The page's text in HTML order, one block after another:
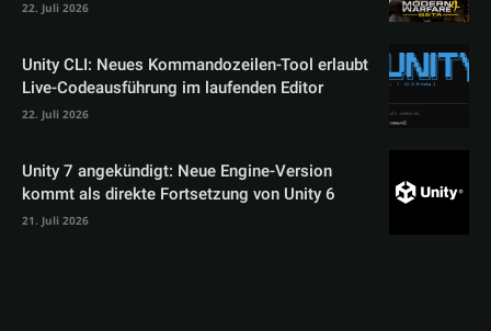
22. Juli 2026
Unity CLI: Neues Kommandozeilen-Tool erlaubt
Live-Codeausführung im laufenden Editor
22. Juli 2026
Unity 7 angekündigt: Neue Engine-Version
kommt als direkte Fortsetzung von Unity 6
21. Juli 2026